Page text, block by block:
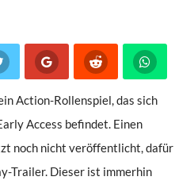
Action-Rollenspiel, das sich
Access befindet. Einen
noch nicht veröffentlicht, dafür
Trailer. Dieser ist immerhin